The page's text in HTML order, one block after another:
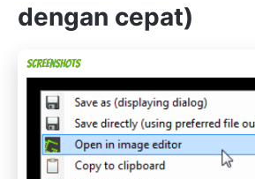
dengan cepat)